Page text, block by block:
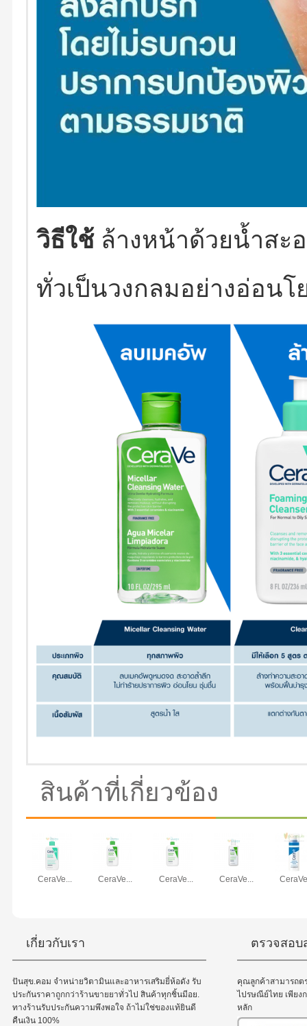
วิธีใช้ล้างหน้าด้วยน้ำสะ
ทั่วเป็นวงกลมอย่างอ่อน
สินค้าที่เกี่ยวข้อง
CeraVe... CeraVe... CeraVe... CeraVe...
เกี่ยวกับเรา
ปันสุข.คอม จำหน่ายวิตามินและอาหารเสริมยี่ห้อดัง รับ
ประกันราคาถูกกว่าร้านขายยาทั่วไป สินค้าทุกชิ้นมีอย.
ทางร้านรับประกันความพึงพอใจ ถ้าไม่ใช่ของแท้ยินดี
คืนเงิน 100%
ตรวจสอ
คุณลูกค้าสามารถต
ไปรษณีย์ไทย เพียง
หลัก